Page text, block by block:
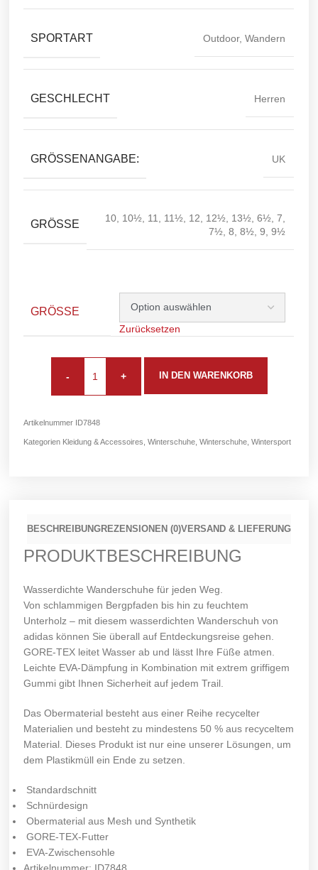
SPORTART Outdoor,Wandern
GESCHLECHT Herren
GRÖSSENANGABE: UK
GRÖSSE
10 10½ 11 11½ 12 12½ 13½ ,6½ ,7
7½ ,8 ,8½ ,9 ,9½
GRÖSSE
Zurücksetzen
- + IN DEN WARENKORB
Artikelnummer ID7848
Kategorien Kleidung & Accessoires ,Winterschuhe ,Winterschuhe ,Wintersport
BESCHREIBUNGREZENSIONEN (0)VERSAND & LIEFERUNG
PRODUKTBESCHREIBUNG
Wasserdichte Wanderschuhe für jeden Weg.
Von schlammigen Bergpfaden bis hin zu feuchtem
Unterholz – mit diesem wasserdichten Wanderschuh von
adidas können Sie überall auf Entdeckungsreise gehen.
GORE-TEX leitet Wasser ab und lässt Ihre Füße atmen.
Leichte EVA-Dämpfung in Kombination mit extrem griffigem
Gummi gibt Ihnen Sicherheit auf jedem Trail.
Das Obermaterial besteht aus einer Reihe recycelter
Materialien und besteht zu mindestens 50 % aus recyceltem
Material. Dieses Produkt ist nur eine unserer Lösungen, um
dem Plastikmüll ein Ende zu setzen.
Standardschnitt
Schnürdesign
Obermaterial aus Mesh und Synthetik
GORE-TEX-Futter
EVA-Zwischensohle